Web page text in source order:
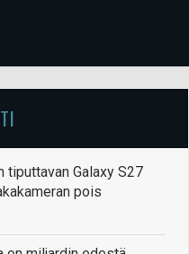
tiputtavan Galaxy S27
pois